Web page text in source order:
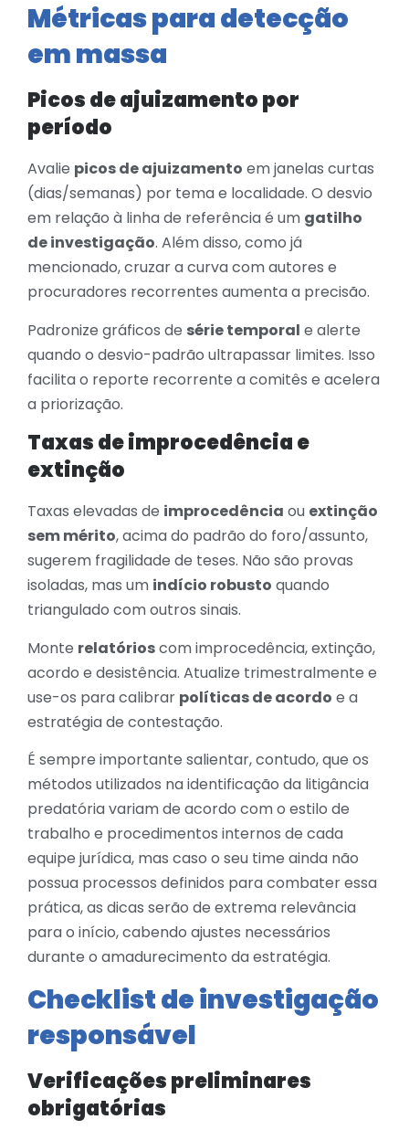
Métricas para detecção
em massa
Picos de ajuizamento por
período
Avalie picos de ajuizamento em janelas curtas
(dias/semanas) por tema e localidade. O desvio
em relação à linha de referência é um gatilho
de investigação. Além disso, como já
mencionado, cruzar a curva com autores e
procuradores recorrentes aumenta a precisão.
Padronize gráficos de série temporal e alerte
quando o desvio-padrão ultrapassar limites. Isso
facilita o reporte recorrente a comitês e acelera
a priorização.
Taxas de improcedência e
extinção
Taxas elevadas de improcedência ou extinção
sem mérito, acima do padrão do foro/assunto,
sugerem fragilidade de teses. Não são provas
isoladas, mas um indício robusto quando
triangulado com outros sinais.
Monte relatórioscom improcedência, extinção,
acordo e desistência. Atualize trimestralmente e
use-os para calibrar políticas de acordo e a
estratégia de contestação.
É sempre importante salientar, contudo, que os
métodos utilizados na identificação da litigância
predatória variam de acordo com o estilo de
trabalho e procedimentos internos de cada
equipe jurídica, mas caso o seu time ainda não
possua processos definidos para combater essa
prática, as dicas serão de extrema relevância
para o início, cabendo ajustes necessários
durante o amadurecimento da estratégia.
Checklist de investigação
responsável
Verificações preliminares
obrigatórias